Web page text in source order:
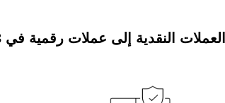
النقدية إلى عملات رقمية في 3 خطوات فقط